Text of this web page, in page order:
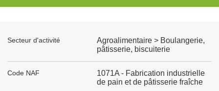
Secteur d'activité
Agroalimentaire > Boulangerie,
pâtisserie, biscuiterie
Code NAF
1071A - Fabrication industrielle
de pain et de pâtisserie fraîche